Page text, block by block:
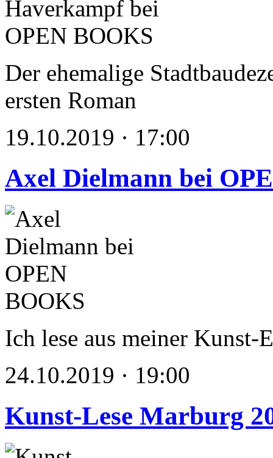
Der ehemalige
ersten Roman
19.10.2019 · 17:00
Axel Dielmann bei
Ich lese aus meiner
24.10.2019 · 19:00
Kunst-Lese Marburg